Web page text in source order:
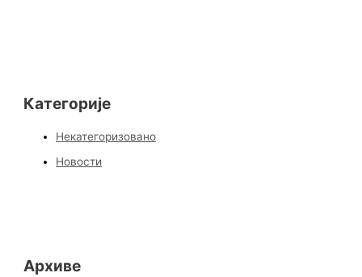
Категорије
Некатегоризовано
Новости
Архиве